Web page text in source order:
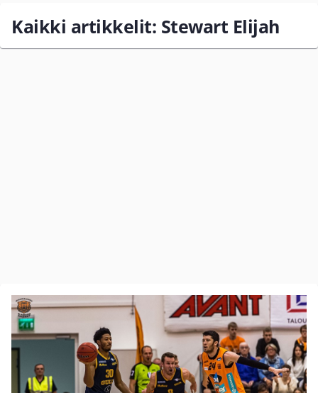
Kaikki artikkelit: Stewart Elijah